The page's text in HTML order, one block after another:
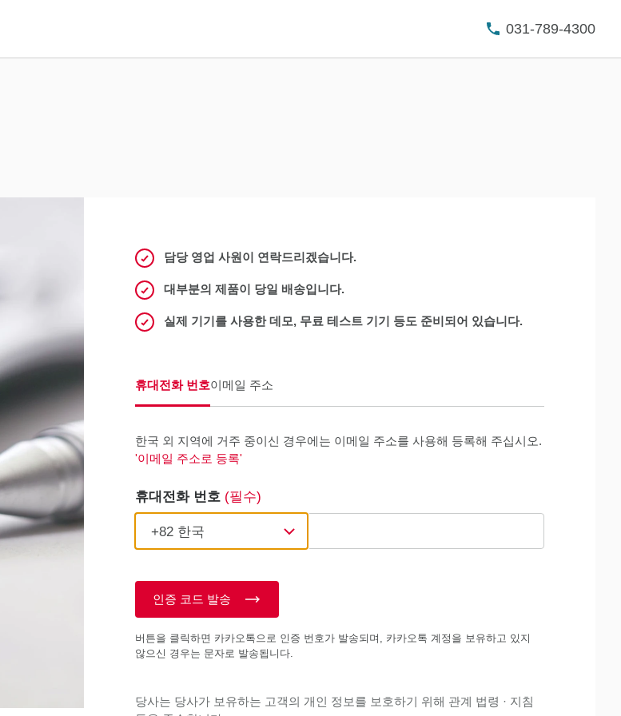
031-789-4300
담당 영업 사원이 연락드리겠습니다.
대부분의 제품이 당일 배송입니다.
실제 기기를 사용한 데모, 무료 테스트 기기 등도 준비되어 있습니다.
휴대전화 번호이메일 주소
한국 외 지역에 거주 중이신 경우에는 이메일 주소를 사용해 등록해 주십시오.
'이메일 주소로 등록'
휴대전화 번호 (필수)
인증 코드 발송
버튼을 클릭하면 카카오톡으로 인증 번호가 발송되며, 카카오톡 계정을 보유하고 있지
않으신 경우는 문자로 발송됩니다.
당사는 당사가 보유하는 고객의 개인 정보를 보호하기 위해 관계 법령 · 지침